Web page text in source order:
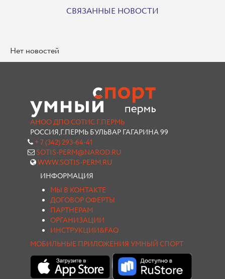
СВЯЗАННЫЕ НОВОСТИ
Нет новостей
АНОО ДПО СОТИС Г.ПЕРМЬ
РОССИЯ,Г.ПЕРМЬ БУЛЬВАР ГАГАРИНА 99
+ 7 (342) 293-64-41
SOTIS-PERM@NAROD.RU
WWW.SOTIS-PERM.RU
ИНФОРМАЦИЯ
МЫ В КОНТАКТЕ
ДОГОВОР ОФЕРТЫ
ПАРТНЕРАМ
ОРГАНИЗАЦИИ
ИНСТРУКЦИИ&FAQ
МОБИЛЬНЫЕ ПРИЛОЖЕНИЯ УМНЫЙ СПОРТ